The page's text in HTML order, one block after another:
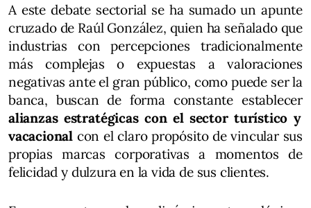
A este debate sectorial se ha sumado un apunte
cruzado de Raúl González, quien ha señalado que
industrias con percepciones tradicionalmente
más complejas o expuestas a valoraciones
negativas ante el gran público, como puede ser la
banca, buscan de forma constante establecer
alianzas estratégicas con el sector turístico y
vacacional con el claro propósito de vincular sus
propias marcas corporativas a momentos de
felicidad y dulzura en la vida de sus clientes.